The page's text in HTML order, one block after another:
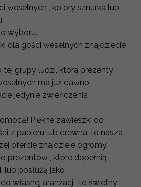
weselnych , kolory sznurka lub
wyboru.
dla gości weselnych znajdziecie
tej grupy ludzi, która prezenty
ma już dawno
jedynie zwieńczenia
Piękne zawieszki do
z papieru lub drewna, to nasza
ofercie znajdzieie ogromy
prezentów , które dopełnią
lub posłużą jako
własnej aranżacji to świetny